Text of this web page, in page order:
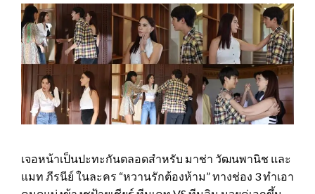
เจอหน้าเป็นปะทะกันตลอดสำหรับ มาช่า วัฒนพานิช และ
แมท ภีรนีย์ ในละคร “หวานรักต้องห้าม” ทางช่อง 3 ทำเอา